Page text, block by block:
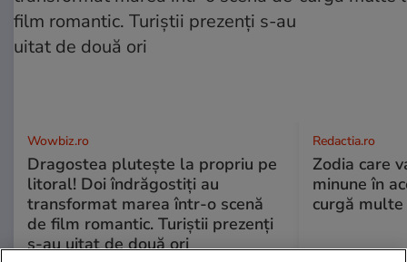
Wowbiz.ro
Dragostea plutește la propriu pe
litoral! Doi îndrăgostiți au
transformat marea într-o scenă
de film romantic. Turiștii prezenți
s-au uitat de două ori
Redactia.ro
Zodia care
minune în
curgă